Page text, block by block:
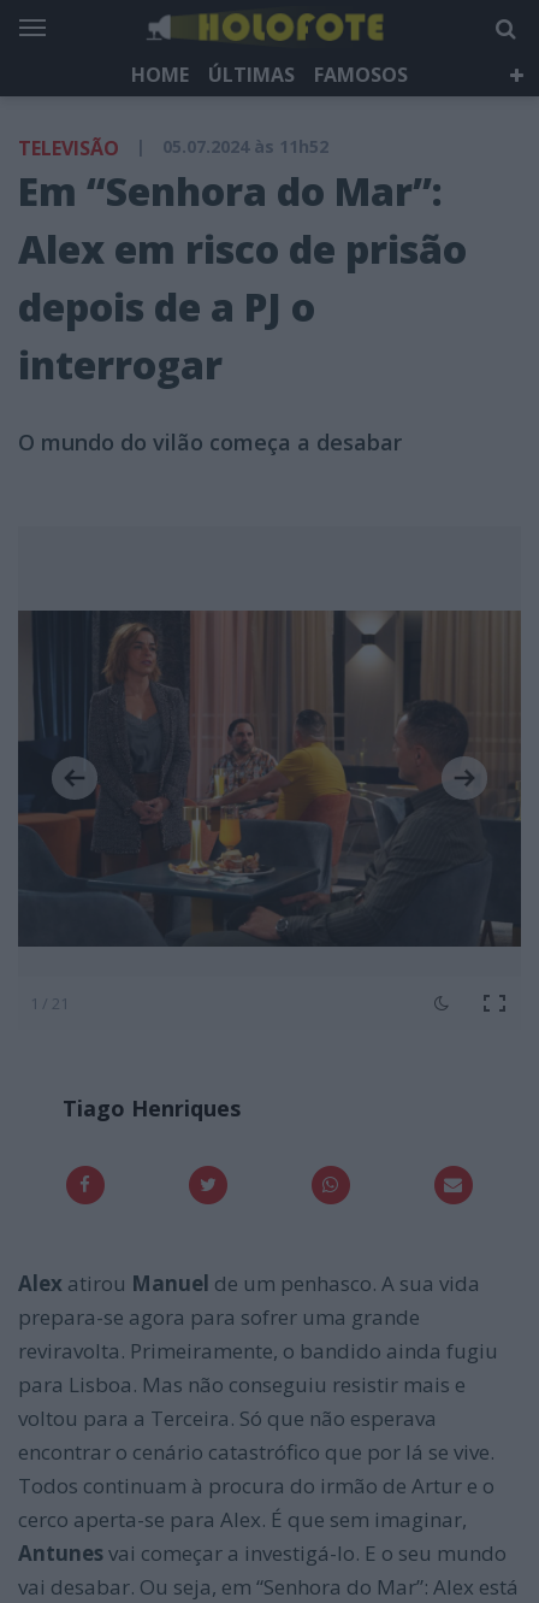
HOME ÚLTIMAS
FAMOSOS
HOLOFOTE TV
NEWSLETTER
TELEVISÃO | 05.07.2024 às 11h52
Em “Senhora do Mar”:
Alex em risco de prisão
depois de a PJ o
interrogar
O mundo do vilão começa a desabar
1 / 21
Tiago Henriques
Alex atirou Manuel de um penhasco. A sua vida
prepara-se agora para sofrer uma grande
reviravolta. Primeiramente, o bandido ainda fugiu
para Lisboa. Mas não conseguiu resistir mais e
voltou para a Terceira. Só que não esperava
encontrar o cenário catastrófico que por lá se vive.
Todos continuam à procura do irmão de Artur e o
cerco aperta-se para Alex. É que sem imaginar,
Antunesvai começar a investigá-lo. E o seu mundo
vai desabar. Ou seja, em “Senhora do Mar”: Alex está